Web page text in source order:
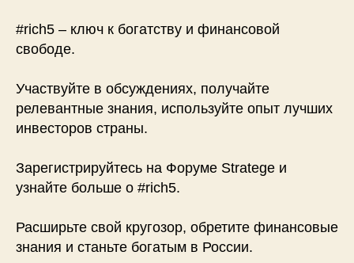
#rich5 – ключ к богатству и финансовой
свободе.
Участвуйте в обсуждениях, получайте
релевантные знания, используйте опыт лучших
инвесторов страны.
Зарегистрируйтесь на Форуме Stratege и
узнайте больше о #rich5.
Расширьте свой кругозор, обретите финансовые
знания и станьте богатым в России.